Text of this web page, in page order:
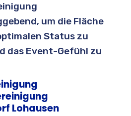
um die Fläche
Status zu
das Event-Gefühl zu
Lohausen